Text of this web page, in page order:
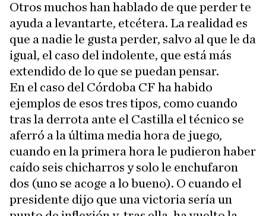
Otros muchos han hablado de que perder te
ayuda a levantarte, etcétera. La realidad es
que a nadie le gusta perder, salvo al que le da
igual, el caso del indolente, que está más
extendido de lo que se puedan pensar.
En el caso del Córdoba CF ha habido
ejemplos de esos tres tipos, como cuando
tras la derrota ante el Castilla el técnico se
aferró a la última media hora de juego,
cuando en la primera hora le pudieron haber
caído seis chicharros y solo le enchufaron
dos (uno se acoge a lo bueno). O cuando el
presidente dijo que una victoria sería un